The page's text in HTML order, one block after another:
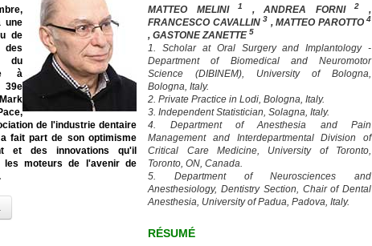
une
de
du
à
de l'industrie dentaire
a fait part de son optimisme
et des innovations qu'il
les moteurs de l'avenir de
MATTEO MELINI1 , ANDREA FORNI2
,
FRANCESCO CAVALLIN3 , MATTEO PAROTTO 4
, GASTONE ZANETTE5
1. Scholar at Oral Surgery and Implantology -
Department of Biomedical and Neuromotor
Science (DIBINEM), University of Bologna,
Bologna, Italy.
2. Private Practice in Lodi, Bologna, Italy.
3. Independent Statistician, Solagna, Italy.
4. Department of Anesthesia and Pain
Management and Interdepartmental Division of
Critical Care Medicine, University of Toronto,
Toronto, ON, Canada.
5. Department of Neurosciences and
Anesthesiology, Dentistry Section, Chair of Dental
Anesthesia, University of Padua, Padova, Italy.
RÉSUMÉ